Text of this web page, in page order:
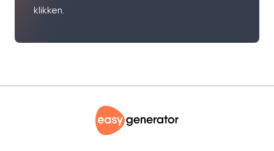
klikken.